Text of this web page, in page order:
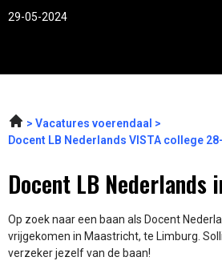
29-05-2024
Vacatures voerendaal
Docent LB Nederlands VISTA college
Docent LB Nederlands
Op zoek naar een baan als Docent
vrijgekomen in Maastricht, te Limburg.
verzeker jezelf van de baan!